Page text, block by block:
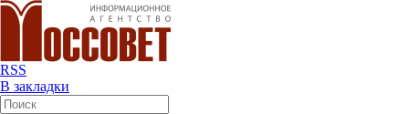
RSS
В закладки